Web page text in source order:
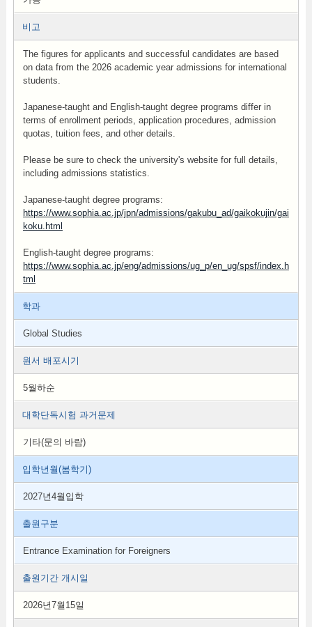
비고
The figures for applicants and successful candidates are based
on data from the 2026 academic year admissions for international
students.
Japanese-taught and English-taught degree programs differ in
terms of enrollment periods, application procedures, admission
quotas, tuition fees, and other details.
Please be sure to check the university's website for full details,
including admissions statistics.
Japanese-taught degree programs:
https://www.sophia.ac.jp/jpn/admissions/gakubu_ad/gaikokujin/gai
koku.html
English-taught degree programs:
https://www.sophia.ac.jp/eng/admissions/ug_p/en_ug/spsf/index.h
tml
학과
Global Studies
원서 배포시기
5월하순
대학단독시험 과거문제
기타(문의 바람)
입학년월(봄학기)
2027년4월입학
출원구분
Entrance Examination for Foreigners
출원기간 개시일
2026년7월15일